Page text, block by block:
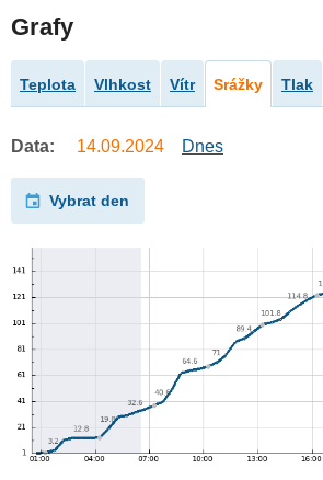
Grafy
Teplota Vlhkost Vítr Srážky Tlak
Data: 14.09.2024 Dnes
Vybrat den